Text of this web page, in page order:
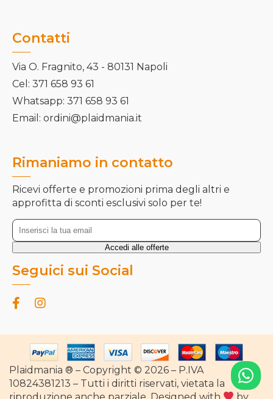
Contatti
Via O. Fragnito, 43 - 80131 Napoli
Cel: 371 658 93 61
Whatsapp: 371 658 93 61
Email: ordini@plaidmania.it
Rimaniamo in contatto
Ricevi offerte e promozioni prima degli altri e
approfitta di sconti esclusivi solo per te!
Seguici sui Social
Plaidmania ® – Copyright © 2026 – P.IVA
10824381213 – Tutti i diritti riservati, vietata la